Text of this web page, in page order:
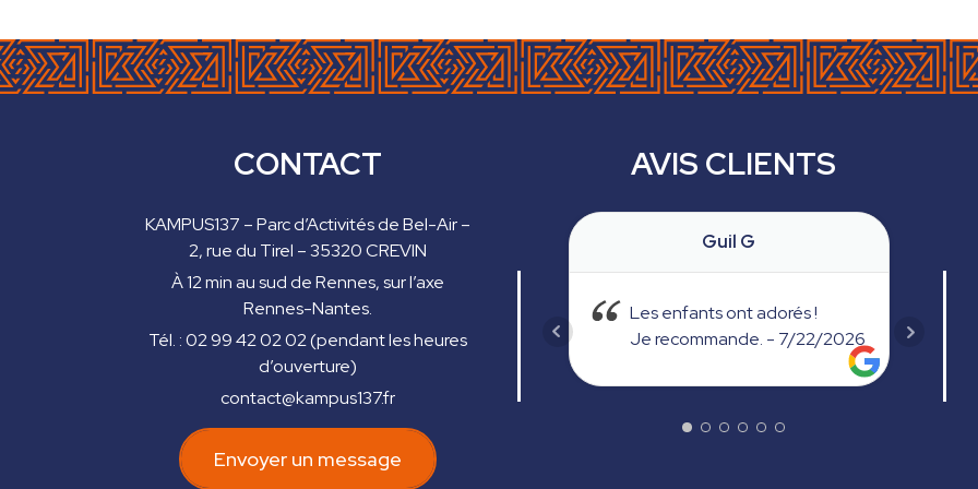
CONTACT
KAMPUS137 – Parc d’Activités de Bel-Air –
2, rue du Tirel – 35320 CREVIN
À 12 min au sud de Rennes, sur l’axe
Rennes-Nantes.
Tél. : 02 99 42 02 02 (pendant les heures
d’ouverture)
contact@kampus137.fr
Envoyer un message
AVIS CLIENTS
Guil G
Les enfants ont adorés !
Je recommande. - 7/22/2026
Sylvie
Lieu agréable, avec un large
choix d’activités pour les
Nous avons testé la réalité
virtuelle : une très bonne